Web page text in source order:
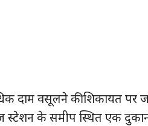
दाम वसूलने की शिकायत पर
स्टेशन के समीप स्थित एक